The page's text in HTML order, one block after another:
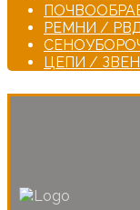
РЕМНИ /
ЦЕПИ /